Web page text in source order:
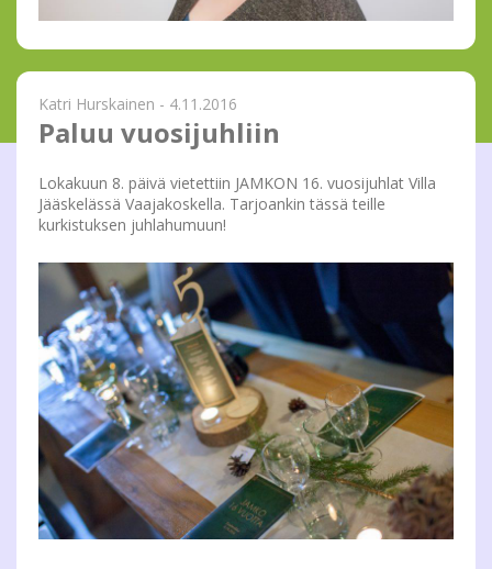
Katri Hurskainen - 4.11.2016
Paluu vuosijuhliin
Lokakuun 8. päivä vietettiin JAMKON 16. vuosijuhlat Villa
Jääskelässä Vaajakoskella. Tarjoankin tässä teille
kurkistuksen juhlahumuun!